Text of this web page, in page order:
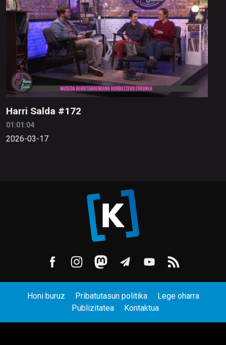
Harri Salda #172
01:01:04
2026-03-17
Honi buruz Pribatutasun politika
Lege oharra
Publizitatea
Kontaktua